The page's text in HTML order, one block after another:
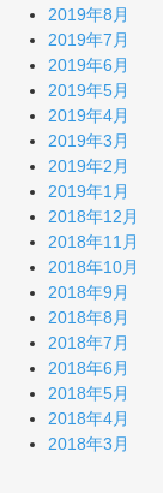
2019年8月
2019年7月
2019年6月
2019年5月
2019年4月
2019年3月
2019年2月
2019年1月
2018年12月
2018年11月
2018年10月
2018年9月
2018年8月
2018年7月
2018年6月
2018年5月
2018年4月
2018年3月